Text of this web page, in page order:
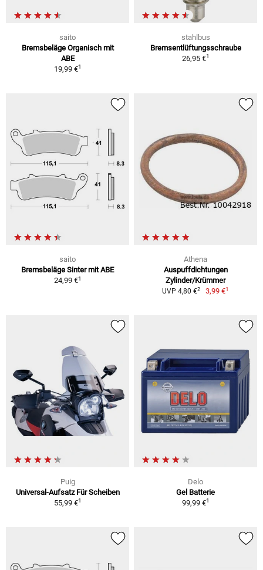
saito
Bremsbeläge Organisch mit
ABE
19,99 €1
stahlbus
Bremsentlüftungsschraube
26,95 €1
saito
Bremsbeläge Sinter mit ABE
24,99 €1
Athena
Auspuffdichtungen
Zylinder/Krümmer
UVP 4,80 €2 3,99 €1
Puig
Universal-Aufsatz Für Scheiben
55,99 €1
Delo
Gel Batterie
99,99 €1